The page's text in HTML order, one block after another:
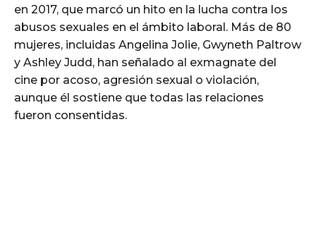
en 2017, que marcó un hito en la lucha contra los
abusos sexuales en el ámbito laboral. Más de 80
mujeres, incluidas Angelina Jolie, Gwyneth Paltrow
y Ashley Judd, han señalado al exmagnate del
cine por acoso, agresión sexual o violación,
aunque él sostiene que todas las relaciones
fueron consentidas.